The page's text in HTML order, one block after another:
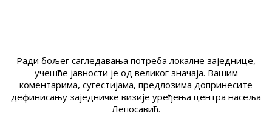
Ради бољег сагледавања потреба локалне заједнице,
учешће јавности је од великог значаја. Вашим
коментарима, сугестијама, предлозима допринесите
дефинисању заједничке визије уређења центра насеља
Лепосавић.